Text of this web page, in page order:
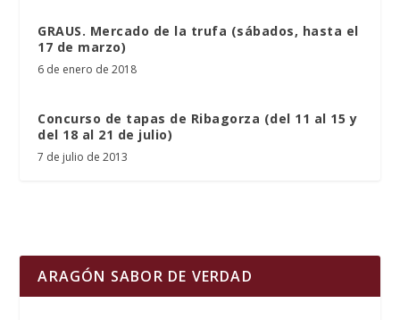
GRAUS. Mercado de la trufa (sábados, hasta el
17 de marzo)
6 de enero de 2018
Concurso de tapas de Ribagorza (del 11 al 15 y
del 18 al 21 de julio)
7 de julio de 2013
ARAGÓN SABOR DE VERDAD